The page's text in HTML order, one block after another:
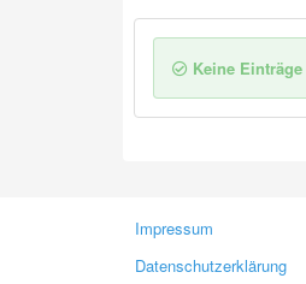
Keine Einträge
Impressum
Datenschutzerklärung